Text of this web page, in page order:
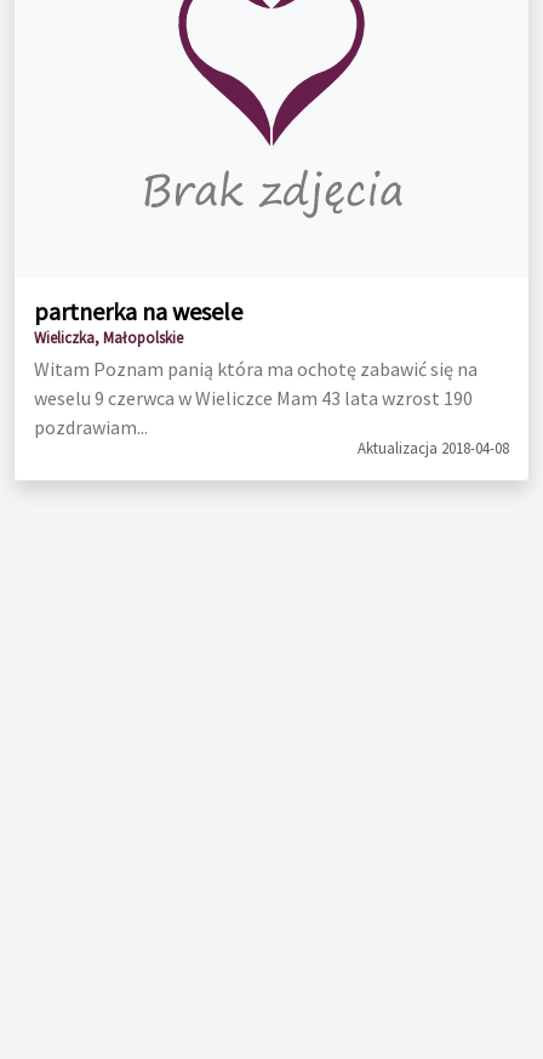
partnerka na wesele
Wieliczka, Małopolskie
Witam Poznam panią która ma ochotę zabawić się na
weselu 9 czerwca w Wieliczce Mam 43 lata wzrost 190
pozdrawiam...
Aktualizacja 2018-04-08